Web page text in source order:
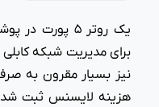
یک روتر ۵
برای مدیریت شبکه
نیز بسیار مقرون به
هزینه لایسنس ثبت